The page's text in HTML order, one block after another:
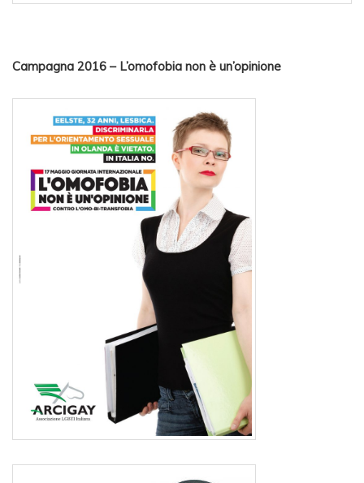
Campagna 2016 – L’omofobia non è un’opinione